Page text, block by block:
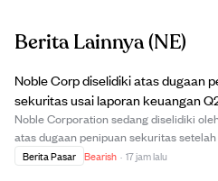
Berita Lainnya(NE)
Noble Corp diselidiki atas dugaan
sekuritas usai laporan keuangan
mengecewakan.
Noble Corporation sedang diselidiki
atas dugaan penipuan sekuritas
keuangan kuartal kedua 2026.
Berita Pasar Bearish · 17 jam lalu